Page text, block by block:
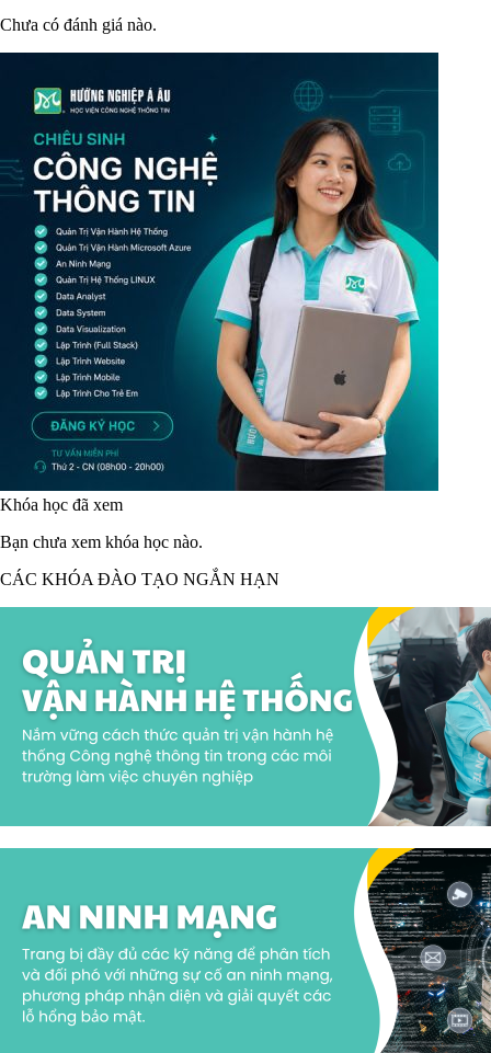
Chưa có đánh giá nào.
Khóa học đã xem
Bạn chưa xem khóa học nào.
CÁC KHÓA ĐÀO TẠO NGẮN HẠN